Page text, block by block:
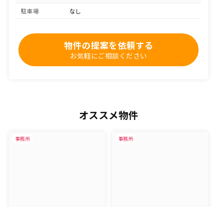
駐車場
なし
物件の提案を依頼する
お気軽にご相談ください
オススメ物件
事務所 事務所